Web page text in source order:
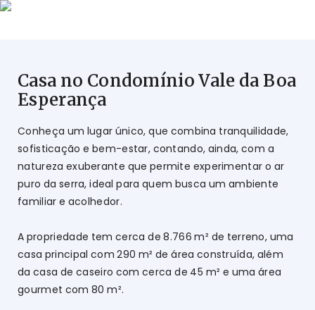
Casa no Condomínio Vale da Boa
Esperança
Conheça um lugar único, que combina tranquilidade,
sofisticação e bem-estar, contando, ainda, com a
natureza exuberante que permite experimentar o ar
puro da serra, ideal para quem busca um ambiente
familiar e acolhedor.
A propriedade tem cerca de 8.766 m² de terreno, uma
casa principal com 290 m² de área construída, além
da casa de caseiro com cerca de 45 m² e uma área
gourmet com 80 m².